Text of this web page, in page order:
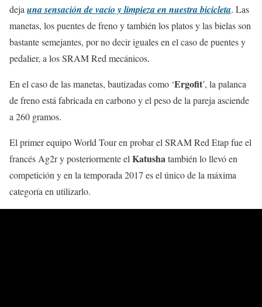
deja una sensación de vacío y limpieza en nuestra bicicleta. Las
manetas, los puentes de freno y también los platos y las bielas son
bastante semejantes, por no decir iguales en el caso de puentes y
pedalier, a los SRAM Red mecánicos.
En el caso de las manetas, bautizadas como ‘Ergofit’, la palanca
de freno está fabricada en carbono y el peso de la pareja asciende
a 260 gramos.
El primer equipo World Tour en probar el SRAM Red Etap fue el
francés Ag2r y posteriormente el Katushatambién lo llevó en
competición y en la temporada 2017 es el único de la máxima
categoría en utilizarlo.